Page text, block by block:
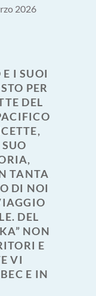
2026
I SUOI
PER
DEL
TANTA
DI NOI
DEL
NON
E
VI
E IN